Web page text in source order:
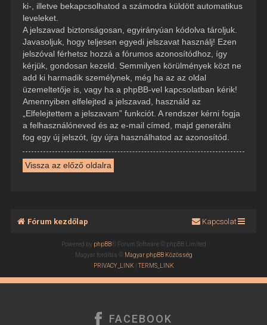
ki-, illetve bekapcsolhatod a számodra küldött automatikus
leveleket.
A jelszavad biztonságosan, egyirányúan kódolva tároljuk.
Javasoljuk, hogy teljesen egyedi jelszavat használj! Ezen
jelszóval férhetsz hozzá a fórumos azonosítódhoz, így
kérjük, gondosan kezeld. Semmilyen körülmények közt ne
add ki harmadik személynek, még ha az az oldal
üzemeltetője is, vagy ha a phpBB-vel kapcsolatban kérik!
Amennyiben elfelejted a jelszavad, használd az
„Elfelejtettem a jelszavam” funkciót. A rendszer kérni fogja
a felhasználóneved és az e-mail címed, majd generálni
fog egy új jelszót, így újra használhatod az azonosítód.
Vissza az előző oldalra
Fórum kezdőlap Kapcsolat
Powered by phpBB® Forum Software © phpBB Limited
Magyar fordítás © Magyar phpBB Közösség
PRIVACY_LINK |TERMS_LINK
FACEBOOK